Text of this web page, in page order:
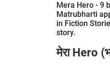
Mera Hero - 9
Matrubharti
in Fiction
story.
मेरा Hero